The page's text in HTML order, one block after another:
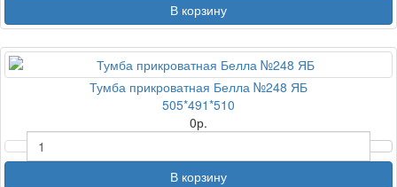
В корзину
Тумба прикроватная Белла №248 ЯБ
505*491*510
0р.
В корзину